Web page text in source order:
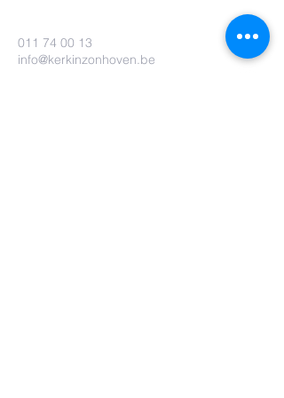
011 74 00 13
info@kerkinzonhoven.be